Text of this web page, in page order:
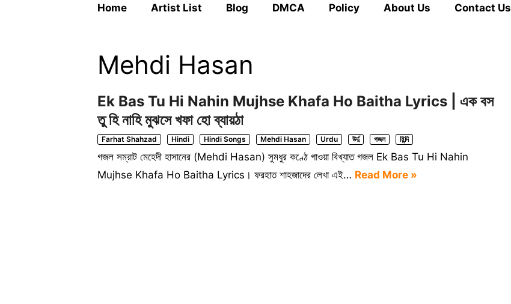
Home Artist List Blog DMCA Policy About Us Contact Us
Mehdi Hasan
Ek Bas Tu Hi Nahin Mujhse Khafa Ho Baitha Lyrics | এক বস
তু হি নাহি মুঝসে খফা হো ব্যায়ঠা
Farhat Shahzad Hindi Hindi Songs Mehdi Hasan Urdu উর্দু গজল হিন্দি
গজল সম্রাট মেহেদী হাসানের (Mehdi Hasan) সুমধুর কণ্ঠে গাওয়া বিখ্যাত গজল Ek Bas Tu Hi Nahin
Mujhse Khafa Ho Baitha Lyrics। ফরহাত শাহজাদের লেখা এই… Read More »